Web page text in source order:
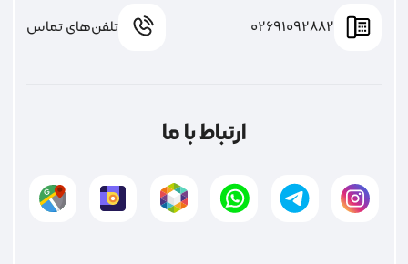
02691092882 تلفن‌های تماس
ارتباط با ما